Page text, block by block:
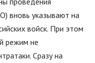
вновь указывают на
войск. При этом
режим не
Сразу на